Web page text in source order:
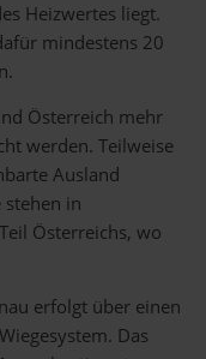
Heizwertes liegt.
mindestens 20
Österreich mehr
werden. Teilweise
Ausland
in
Österreichs, wo
erfolgt über einen
Das